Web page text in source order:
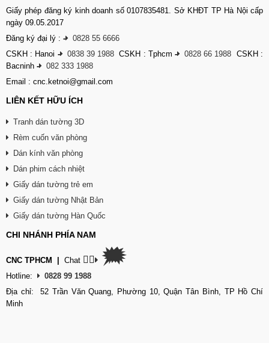
Giấy phép đăng ký kinh doanh số 0107835481. Sở KHĐT TP Hà Nội cấp
ngày 09.05.2017
Đăng ký đại lý : -
0828 55 6666
CSKH : Hanoi - 0838 39 1988 CSKH : Tphcm- 0828 66 1988 CSKH :
Bacninh -
082 333 1988
Email : cnc.ketnoi@gmail.com
LIÊN KẾT HỮU ÍCH
Tranh dán tường 3D
Rèm cuốn văn phòng
Dán kính văn phòng
Dán phim cách nhiệt
Giấy dán tường trẻ em
Giấy dán tường Nhật Bản
Giấy dán tường Hàn Quốc
CHI NHÁNH PHÍA NAM
CNC TPHCM Chat 👉🏽 🗯
Hotline:
0828 99 1988
Địa chỉ: 52 Trần Văn Quang, Phường 10, Quận Tân Bình, TP Hồ Chí
Minh